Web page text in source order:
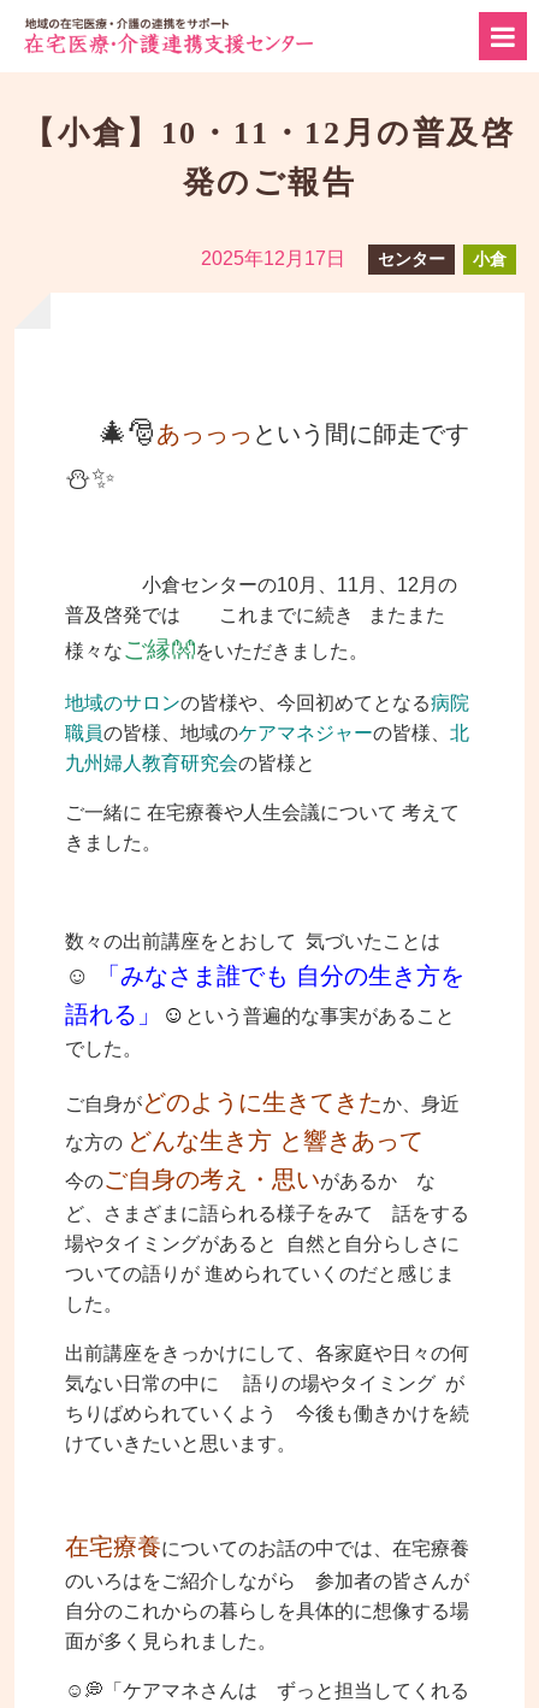
【小倉】10・11・12月の普及啓
発のご報告
2025年12月17日 センター 小倉
🎄🎅あっっっ という 間に師走です
⛄✨
小倉センターの10月、11月、12月の
普及啓発では これまでに続き
またまた
様々なご縁👐をいただきました。
地域のサロンの皆様や、今回初めてとなる病院
職員の皆様、地域のケアマネジャーの皆様、北
九州婦人教育研究会の皆様と
ご一緒に 在宅療養や人生会議について 考えて
きました。
数々の出前講座をとおして 気づいたことは
☺
「みなさま誰でも 自分の生き方を
語れる」
☺ という普遍的な事実があること
でした。
ご自身がどのように生きてきたか、身近
な方の どんな生き方 と響きあって
今のご自身の考え・思いがあるか な
ど、さまざまに語られる様子をみて 話をする
場やタイミングがあると 自然と自分らしさに
ついての語りが 進められていくのだと感じま
した。
出前講座をきっかけにして、各家庭や日々の何
気ない日常の中に 語りの場やタイミング が
ちりばめられていくよう 今後も働きかけを続
けていきたいと思います。
在宅療養についてのお話の中では、在宅療養
のいろはをご紹介しながら 参加者の皆さんが
自分のこれからの暮らしを具体的に想像する場
面が多く見られました。
☺💭「ケアマネさんは ずっと担当してくれる